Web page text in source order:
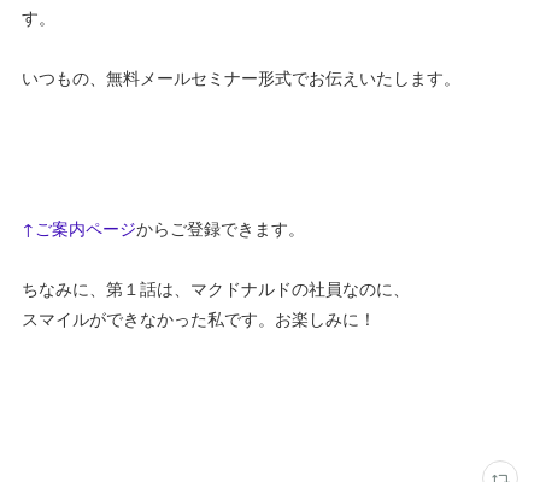
す。
いつもの、無料メールセミナー形式でお伝えいたします。
↑ご案内ページからご登録できます。
ちなみに、第１話は、マクドナルドの社員なのに、
スマイルができなかった私です。お楽しみに！